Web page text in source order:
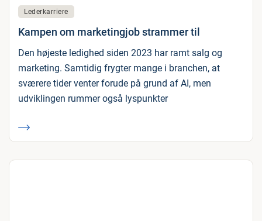
Lederkarriere
Kampen om marketingjob strammer til
Den højeste ledighed siden 2023 har ramt salg og
marketing. Samtidig frygter mange i branchen, at
sværere tider venter forude på grund af AI, men
udviklingen rummer også lyspunkter